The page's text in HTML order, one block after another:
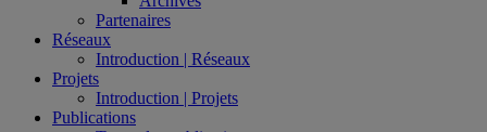
Partenaires
Réseaux
Introduction | Réseaux
Projets
Introduction | Projets
Publications